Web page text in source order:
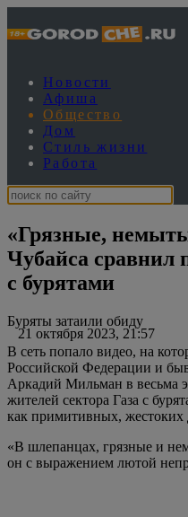
Новости
Афиша
Общество
Дом
Стиль жизни
Работа
«Грязные,
Чубайса сравнил
с бурятами
21 октября 2023, 21:57
Буряты затаили обиду
В сеть попало видео, на
Российской Федерации и
Аркадий Мильман в весьма
жителей сектора Газа с
как примитивных, жестоких
«В шлепанцах, грязные и
он с выражением лютой